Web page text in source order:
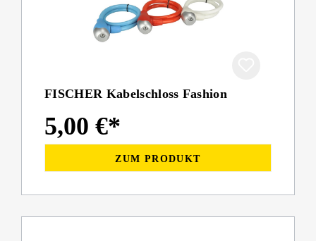
FISCHER Kabelschloss Fashion
5,00 €*
ZUM PRODUKT